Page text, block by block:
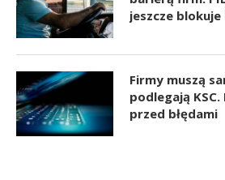
jeszcze blokuje
Firmy muszą
podlegają
przed błędami